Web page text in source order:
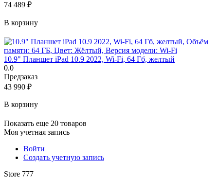
74 489 ₽
В корзину
10.9" Планшет iPad 10.9 2022, Wi-Fi, 64 Гб, желтый
0.0
Предзаказ
43 990 ₽
В корзину
Показать еще 20 товаров
Моя учетная запись
Войти
Создать учетную запись
Store 777